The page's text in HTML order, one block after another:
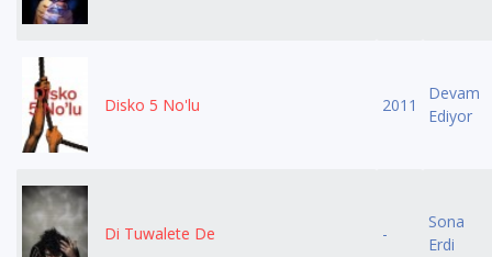
Disko 5 No'lu 2011
Devam
Ediyor
Di Tuwalete De -
Sona
Erdi